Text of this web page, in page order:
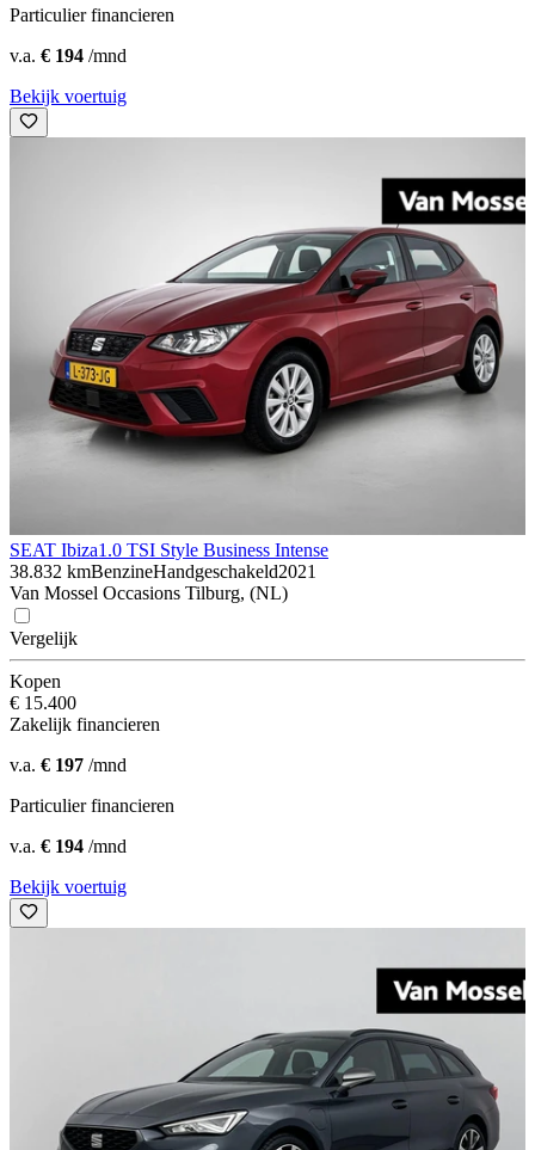
Particulier financieren
v.a. € 194 /mnd
Bekijk voertuig
SEAT Ibiza1.0 TSI Style Business Intense
38.832 kmBenzineHandgeschakeld2021
Van Mossel Occasions Tilburg, (NL)
Vergelijk
Kopen
€ 15.400
Zakelijk financieren
v.a. € 197 /mnd
Particulier financieren
v.a. € 194 /mnd
Bekijk voertuig